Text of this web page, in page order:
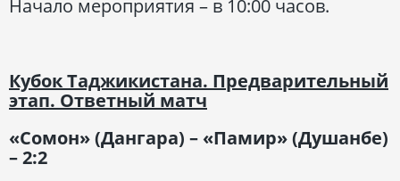
Начало мероприятия – в 10:00 часов.
Кубок Таджикистана. Предварительный
этап. Ответный матч
«Сомон» (Дангара) – «Памир» (Душанбе)
– 2:2